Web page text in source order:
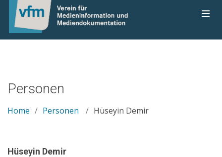
Personen
Home Personen Hüseyin Demir
Hüseyin Demir